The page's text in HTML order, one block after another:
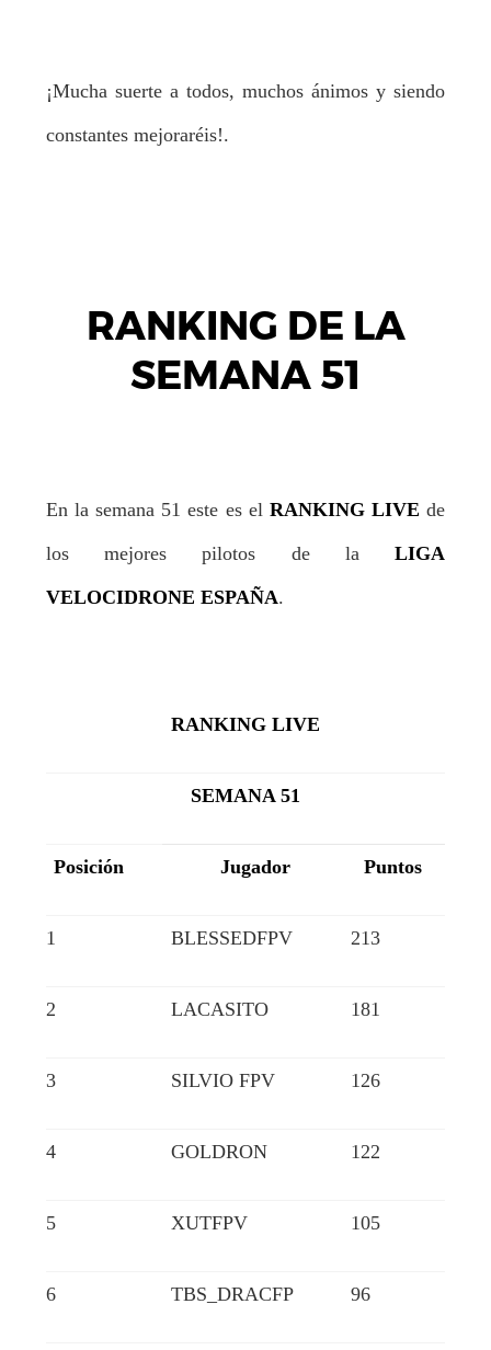
¡Mucha suerte a todos, muchos ánimos y siendo
constantes mejoraréis!.
RANKING DE LA
SEMANA 51
En la semana 51 este es el RANKING LIVE de
los mejores pilotos de la LIGA
VELOCIDRONE ESPAÑA.
RANKING LIVE
SEMANA 51
Posición Jugador Puntos
1 BLESSEDFPV 213
2 LACASITO 181
3 SILVIO FPV 126
4 GOLDRON 122
5 XUTFPV 105
6 TBS_DRACFP 96